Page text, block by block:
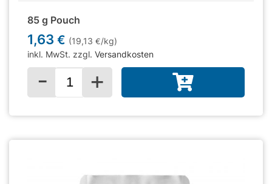
85 g Pouch
1,63 € (19,13 €/kg)
inkl. MwSt. zzgl. Versandkosten
- +